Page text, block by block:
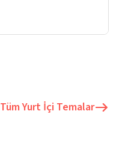
TümYurt İçi Temalar